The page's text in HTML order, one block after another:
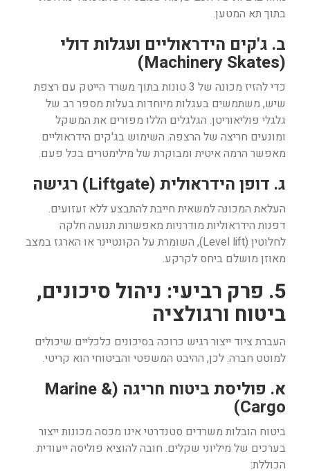
בתוך תא המטען.
ב. ג'קים הידראוליים ועגלות דולי
(Machinery Skates)
כדי להזיז מכונה של 3 טונות בתוך משרד הייטק עם רצפת
שיש, משתמשים בעגלות מיוחדות בעלות מספר רב של
גלגלי פוליאוריטן. הגלגלים הללו מפזרים את המשקל
ומונעים חריצה של הרצפה. השימוש בג'קים הידראוליים
מאפשר הרמה איטית ומבוקרת של מילימטרים בכל פעם.
ג. דופן הידראולית (Liftgate) רגישה
העלאת המכונה למשאית חייבת להתבצע ללא זעזועים.
דפנות הידראוליות מודרניות מאפשרות תנועה חלקה
לחלוטין (Level lift), השומרת על הקונטיינר או הארגז במצב
מאוזן מושלם ביחס לקרקע.
5. פרק רביעי: ניהול סיכונים,
ביטוח ורגולציה
העברת ציוד ייצור רגיש כרוכה בסיכונים כלכליים שיכולים
למוטט חברה. לכן, ההיבט המשפטי והביטוחי הוא קריטי.
א. פוליסת ביטוח חריגה (Marine &
Cargo)
ביטוח הובלות משרדים סטנדרטי אינו מכסה מכונות ייצור
בערכים של מיליוני שקלים. חובה להוציא פוליסה ייעודית
הכוללת: